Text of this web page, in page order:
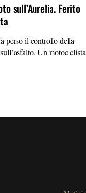
sull’Aurelia. Ferito
perso il controllo della
Un motociclista